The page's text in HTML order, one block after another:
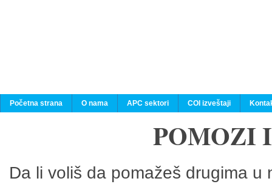
Početna strana O nama APC sektori COI izveštaji
POMOZI
Da li voliš da pomažeš drugima